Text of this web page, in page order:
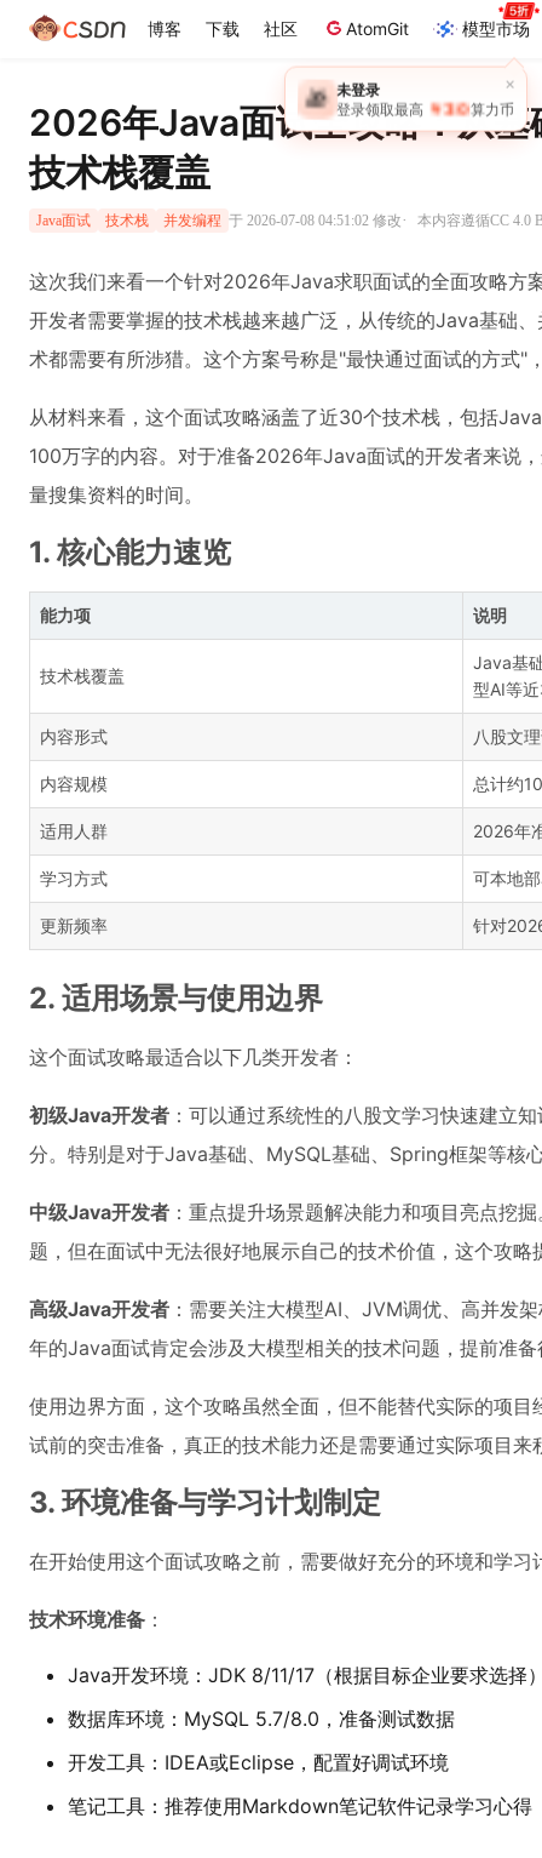
博客 下载 社区 AtomGit 模型市场
×
🎁 未登录
登录领取最高 ￥30 算力币
2026年Java面试全攻略：从
技术栈覆盖
Java面试 技术栈 并发编程 于 2026-07-08 04:51:02 修改· 本内容遵循CC 4.0
这次我们来看一个针对2026年Java求职面试的全面攻略方
开发者需要掌握的技术栈越来越广泛，从传统的Java基础
术都需要有所涉猎。这个方案号称是"最快通过面试的方式"
从材料来看，这个面试攻略涵盖了近30个技术栈，包括
100万字的内容。对于准备2026年Java面试的开发者来说
量搜集资料的时间。
1. 核心能力速览
能力项 说明
技术栈覆盖
Java基
型AI等
内容形式 八股文
内容规模 总计约
适用人群 2026年
学习方式 可本地
更新频率 针对
2. 适用场景与使用边界
这个面试攻略最适合以下几类开发者：
初级Java开发者 ：可以通过系统性的八股文学习快速建立
分。特别是对于Java基础、MySQL基础、Spring框架等核
中级Java开发者 ：重点提升场景题解决能力和项目亮点挖
题，但在面试中无法很好地展示自己的技术价值，这个攻
高级Java开发者 ：需要关注大模型AI、JVM调优、高并发
年的Java面试肯定会涉及大模型相关的技术问题，提前准
使用边界方面，这个攻略虽然全面，但不能替代实际的项
试前的突击准备，真正的技术能力还是需要通过实际项目来
3. 环境准备与学习计划制定
在开始使用这个面试攻略之前，需要做好充分的环境和学习
技术环境准备 ：
Java开发环境：JDK 8/11/17（根据目标企业要求选择
数据库环境：MySQL 5.7/8.0，准备测试数据
开发工具：IDEA或Eclipse，配置好调试环境
笔记工具：推荐使用Markdown笔记软件记录学习心得